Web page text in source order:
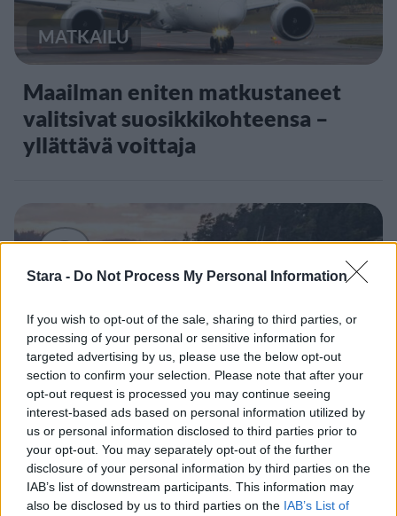
Stara - Do Not Process My Personal Information
If you wish to opt-out of the sale, sharing to third parties, or
processing of your personal or sensitive information for
targeted advertising by us, please use the below opt-out
section to confirm your selection. Please note that after your
opt-out request is processed you may continue seeing
interest-based ads based on personal information utilized by
us or personal information disclosed to third parties prior to
your opt-out. You may separately opt-out of the further
disclosure of your personal information by third parties on the
IAB’s list of downstream participants. This information may
also be disclosed by us to third parties on the IAB’s List of
MATKAILU
Maailman eniten matkustaneet
valitsivat suosikkikohteensa –
yllättävä voittaja
3
UUTISET
Rikossarja paljastui Turun
saaristossa – poliisi epäilee viittä
nuorukaista